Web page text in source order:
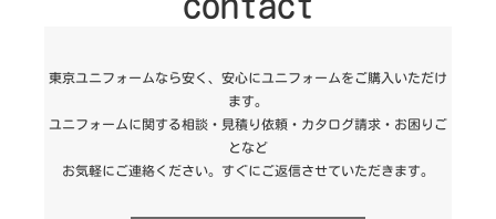
東京ユニフォームなら安く、安心にユニフォームをご購入いただけ
ます。
ユニフォームに関する相談・見積り依頼・カタログ請求・お困りご
となど
お気軽にご連絡ください。すぐにご返信させていただきます。